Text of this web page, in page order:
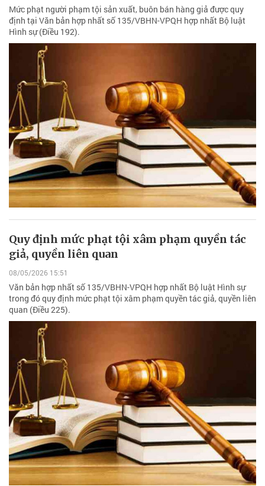
Mức phạt người phạm tội sản xuất, buôn bán hàng giả được quy
định tại Văn bản hợp nhất số 135/VBHN-VPQH hợp nhất Bộ luật
Hình sự (Điều 192).
Quy định mức phạt tội xâm phạm quyền tác
giả, quyền liên quan
08/05/2026 15:51
Văn bản hợp nhất số 135/VBHN-VPQH hợp nhất Bộ luật Hình sự
trong đó quy định mức phạt tội xâm phạm quyền tác giả, quyền liên
quan (Điều 225).